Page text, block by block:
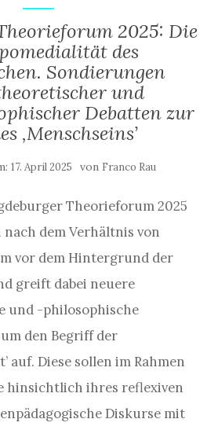
2025: Die
des
Sondierungen
und
Debatten zur
‚Menschseins’
17. April 2025 von Franco Rau
Theorieforum 2025
dem Verhältnis von
vor dem Hintergrund der
greift dabei neuere
und -philosophische
den Begriff der
auf. Diese sollen im Rahmen
hinsichtlich ihres reflexiven
Diskurse mit